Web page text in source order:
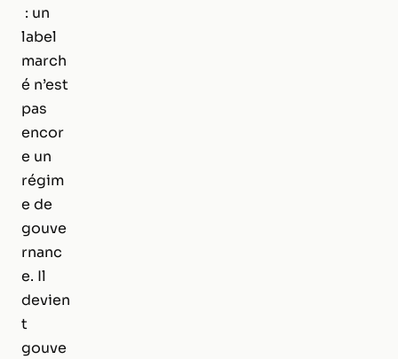
: un
label
march
é n’est
pas
encor
e un
régim
e de
gouve
rnanc
e. Il
devien
t
gouve